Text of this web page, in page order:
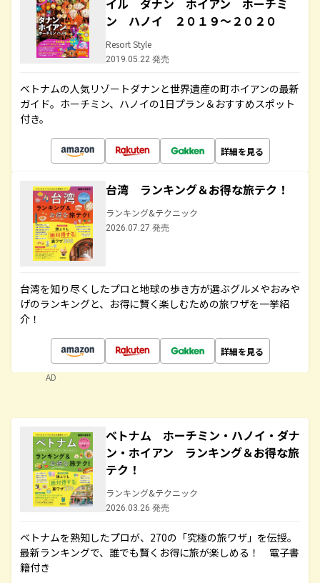
イル ダナン ホイアン ホーチミ
ン ハノイ ２０１９～２０２０
Resort Style
2019.05.22 発売
ベトナムの人気リゾートダナンと世界遺産の町ホイアンの最新
ガイド。ホーチミン、ハノイの1日プラン＆おすすめスポット
付き。
詳細を見る
台湾 ランキング＆お得な旅テク！
ランキング&テクニック
2026.07.27 発売
台湾を知り尽くしたプロと地球の歩き方が選ぶグルメやおみや
げのランキングと、お得に賢く楽しむための旅ワザを一挙紹
介！
詳細を見る
AD
ベトナム ホーチミン・ハノイ・ダナ
ン・ホイアン ランキング＆お得な旅
テク！
ランキング&テクニック
2026.03.26 発売
ベトナムを熟知したプロが、270の「究極の旅ワザ」を伝授。
最新ランキングで、誰でも賢くお得に旅が楽しめる！ 電子書
籍付き